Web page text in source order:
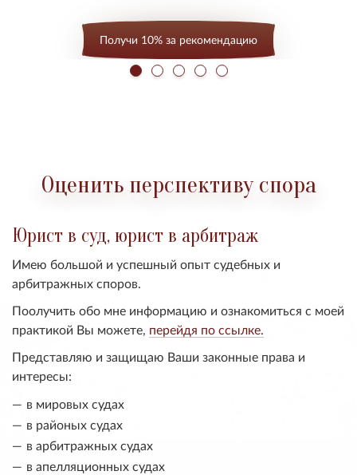
Получи 10% за рекомендацию
Оценить перспективу спора
Юрист в суд, юрист в арбитраж
Имею большой и успешный опыт судебных и
арбитражных споров.
Поолучить обо мне информацию и ознакомиться с моей
практикой Вы можете, перейдя по ссылке.
Представляю и защищаю Ваши законные права и
интересы:
в мировых судах
в районых судах
в арбитражных судах
в апелляционных судах